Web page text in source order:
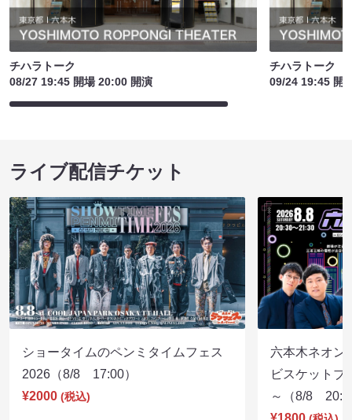
チハラトーク
08/27 19:45 開場 20:00 開演
チハラトーク
09/24 19:45 開
ライブ配信チケット
ショータイムのペンミタイムフェス
2026（8/8 17:00）
¥2000 (税込)
六本木ネオン
ビスケットブ
～（8/8